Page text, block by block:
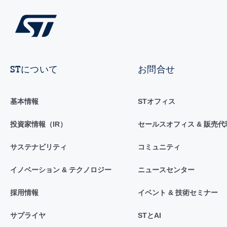
STについて
基本情報
投資家情報（IR）
サステナビリティ
イノベーション & テクノロジー
採用情報
サプライヤ
お問合せ
STオフィス
セールスオフィス & 販売代
コミュニティ
ニュースセンター
イベント & 技術セミナー
STとAI